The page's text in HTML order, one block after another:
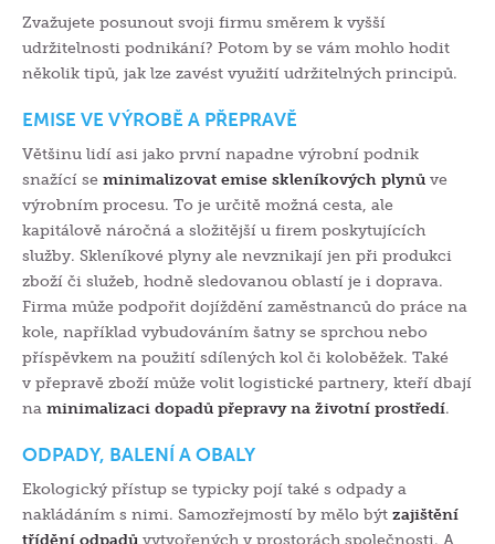
Zvažujete posunout svoji firmu směrem k vyšší
udržitelnosti podnikání? Potom by se vám mohlo hodit
několik tipů, jak lze zavést využití udržitelných principů.
EMISE VE VÝROBĚ A PŘEPRAVĚ
Většinu lidí asi jako první napadne výrobní podnik
snažící se minimalizovat emise skleníkových plynů ve
výrobním procesu. To je určitě možná cesta, ale
kapitálově náročná a složitější u firem poskytujících
služby. Skleníkové plyny ale nevznikají jen při produkci
zboží či služeb, hodně sledovanou oblastí je i doprava.
Firma může podpořit dojíždění zaměstnanců do práce na
kole, například vybudováním šatny se sprchou nebo
příspěvkem na použití sdílených kol či koloběžek. Také
v přepravě zboží může volit logistické partnery, kteří dbají
na minimalizaci dopadů přepravy na životní prostředí.
ODPADY, BALENÍ A OBALY
Ekologický přístup se typicky pojí také s odpady a
nakládáním s nimi. Samozřejmostí by mělo být zajištění
třídění odpadů vytvořených v prostorách společnosti. A